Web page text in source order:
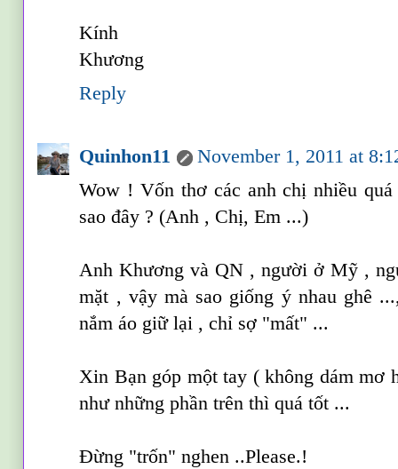
Kính
Khương
Reply
Quinhon11
November 1, 2011 at
Wow ! Vốn thơ các anh chị nhiều
sao đây ? (Anh , Chị, Em ...)
Anh Khương và QN , người ở Mỹ ,
mặt , vậy mà sao giống ý nhau ghê
nắm áo giữ lại , chỉ sợ "mất" ...
Xin Bạn góp một tay ( không dám mơ
như những phần trên thì quá tốt ...
Đừng "trốn" nghen ..Please.!